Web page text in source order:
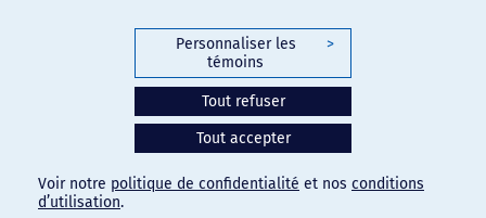
-Conditions d'utilisation
Paramètres des témoins
Personnaliser les
témoins
>
Tout refuser
Tout accepter
Voir notre politique de confidentialité et nos conditions
d’utilisation.